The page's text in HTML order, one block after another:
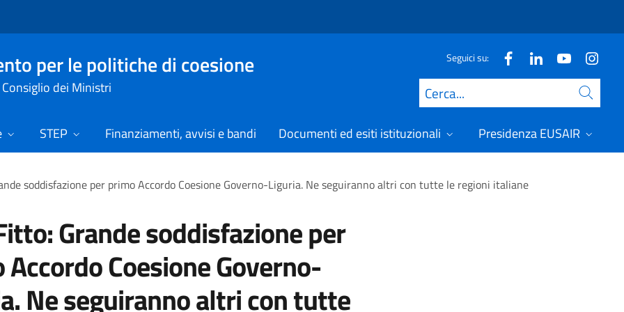
per le politiche di coesione
dei Ministri
Seguici su:
Cerca
STEP Finanziamenti, avvisi e bandi Documenti ed esiti istituzionali Presidenza EUSAIR
soddisfazione per primo Accordo Coesione Governo-Liguria. Ne seguiranno altri con tutte le regioni italiane
Grande soddisfazione per
Coesione Governo-
Ne seguiranno altri con tutte